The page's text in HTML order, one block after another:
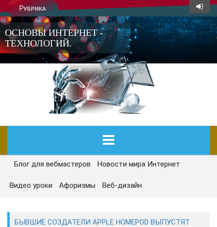
Рубрика
ОСНОВЫ ИНТЕРНЕТ -
ТЕХНОЛОГИЙ.
ГЛАВНАЯ
СЕГОДНЯ
Блог для вебмастеров Новости мира Интернет
Видео уроки Афоризмы Веб-дизайн
БЫВШИЕ СОЗДАТЕЛИ APPLE HOMEPOD ВЫПУСТЯТ